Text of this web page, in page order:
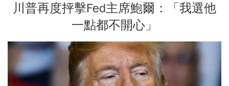
川普再度抨擊Fed主席鮑爾：「我選他
一點都不開心」